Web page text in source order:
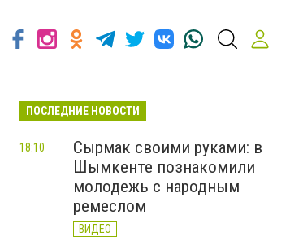
ПОСЛЕДНИЕ НОВОСТИ
Сырмак своими руками: в
Шымкенте познакомили
молодежь с народным
ремеслом
ВИДЕО
18:10